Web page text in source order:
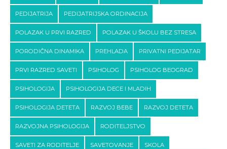
PEDIJATRIJA PEDIJATRIJSKA ORDINACIJA
POLAZAK U PRVI RAZRED POLAZAK U ŠKOLU BEZ STRESA
PORODIČNA DINAMIKA PREHLADA PRIVATNI PEDIJATAR
PRVI RAZRED SAVETI PSIHOLOG PSIHOLOG BEOGRAD
PSIHOLOGIJA PSIHOLOGIJA DECE I MLADIH
PSIHOLOGIJA DETETA RAZVOJ BEBE RAZVOJ DETETA
RAZVOJNA PSIHOLOGIJA RODITELJSTVO
SAVETI ZA RODITELJE SAVETOVANJE SKOLA